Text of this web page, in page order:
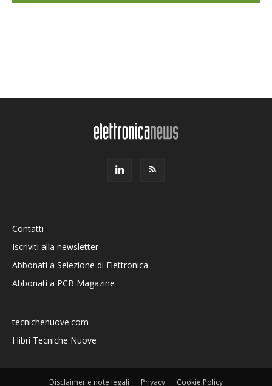
Contatti
Iscriviti alla newsletter
Abbonati a Selezione di Elettronica
Abbonati a PCB Magazine
tecnichenuove.com
I libri Tecniche Nuove
Disclaimer e note legali Privacy Cookie Policy